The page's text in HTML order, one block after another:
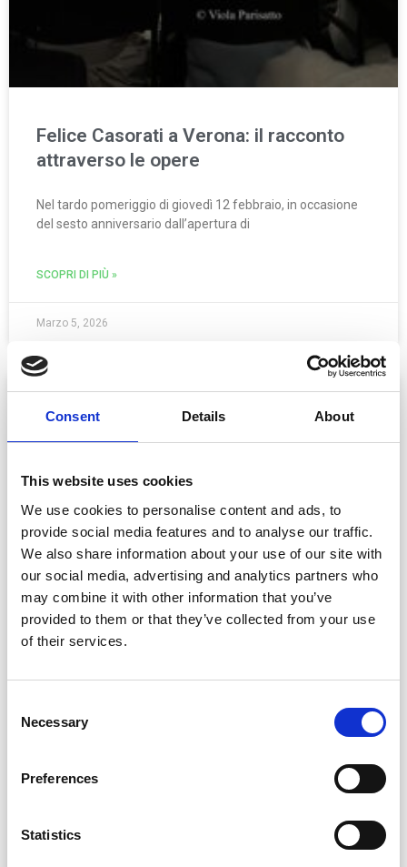
Consent Details About
This website uses cookies
We use cookies to personalise content and ads, to
provide social media features and to analyse our traffic.
We also share information about your use of our site with
our social media, advertising and analytics partners who
may combine it with other information that you’ve
provided to them or that they’ve collected from your use
of their services.
Selection
Necessary
Preferences
Statistics
Felice Casorati a Verona: il racconto
attraverso le opere
Nel tardo pomeriggio di giovedì 12 febbraio, in occasione
del sesto anniversario dall’apertura di
SCOPRI DI PIÙ »
Marzo 5, 2026